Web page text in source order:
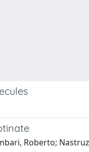
Roberto;